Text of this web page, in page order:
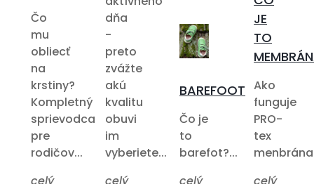
Čo
mu
obliecť
na
krstiny?
Kompletný
sprievodca
pre
rodičov...
celý
dňa
-
preto
zvážte
akú
kvalitu
obuvi
im
vyberiete...
celý
BAREFOOT
Čo je
to
barefot?...
celý
JE
TO
Ako
funguje
PRO-
tex
celý